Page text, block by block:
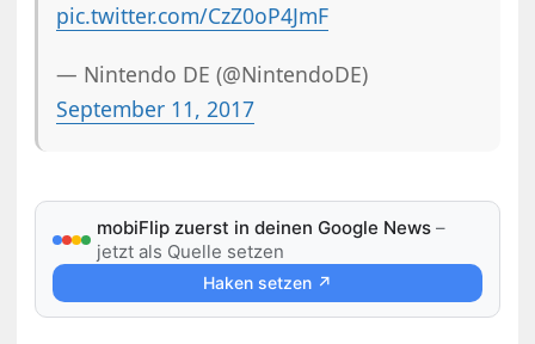
pic.twitter.com/CzZ0oP4JmF
— Nintendo DE (@NintendoDE)
September 11, 2017
mobiFlip zuerst in deinen Google News –
jetzt als Quelle setzen
Haken setzen ↗